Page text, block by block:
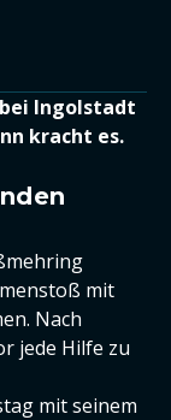
Ingolstadt
kracht es.
mit
Nach
jede Hilfe zu
mit seinem